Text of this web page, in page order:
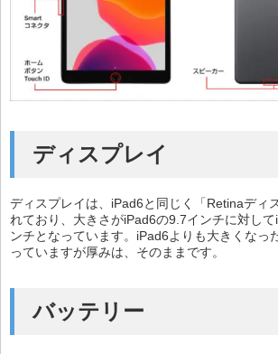
ディスプレイ
ディスプレイは、iPad6と同じく「Retinaディ
れており、大きさがiPad6の9.7インチに対し
ンチとなっています。iPad6よりも大きくなっ
っていますが厚みは、そのままです。
バッテリー